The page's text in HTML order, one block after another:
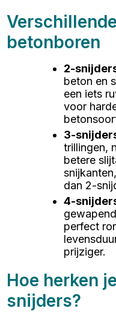
betonboren
2-
beton en
een iets
voor
3-
trillingen,
betere
dan 2-
4-
perfect
prijziger.
Hoe herken
snijders?